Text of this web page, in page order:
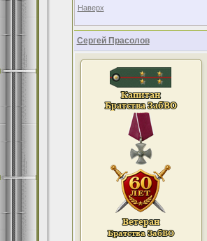
Наверх
Сергей Прасолов